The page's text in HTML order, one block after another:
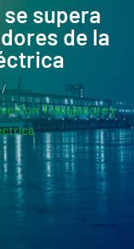
supera
de la
Con Trabajadores